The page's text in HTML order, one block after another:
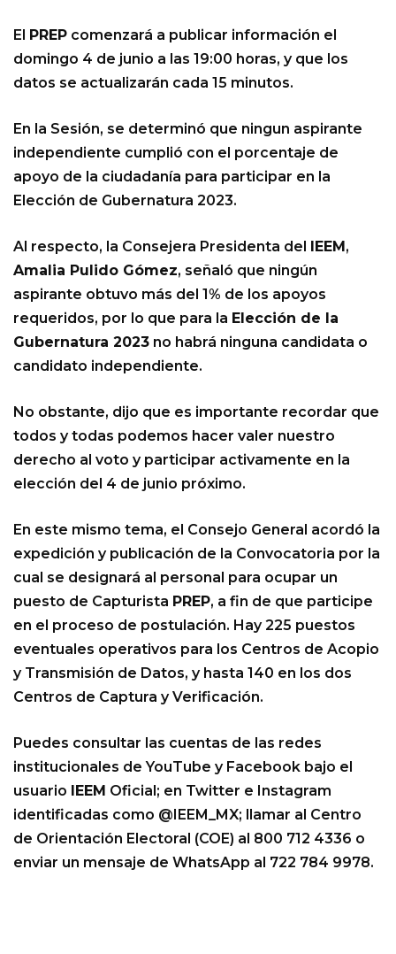
El PREP comenzará a publicar información el
domingo 4 de junio a las 19:00 horas, y que los
datos se actualizarán cada 15 minutos.
En la Sesión, se determinó que ningun aspirante
independiente cumplió con el porcentaje de
apoyo de la ciudadanía para participar en la
Elección de Gubernatura 2023.
Al respecto, la Consejera Presidenta del IEEM,
Amalia Pulido Gómez, señaló que ningún
aspirante obtuvo más del 1% de los apoyos
requeridos, por lo que para la Elección de la
Gubernatura 2023 no habrá ninguna candidata o
candidato independiente.
No obstante, dijo que es importante recordar que
todos y todas podemos hacer valer nuestro
derecho al voto y participar activamente en la
elección del 4 de junio próximo.
En este mismo tema, el Consejo General acordó la
expedición y publicación de la Convocatoria por la
cual se designará al personal para ocupar un
puesto de Capturista PREP, a fin de que participe
en el proceso de postulación. Hay 225 puestos
eventuales operativos para los Centros de Acopio
y Transmisión de Datos, y hasta 140 en los dos
Centros de Captura y Verificación.
Puedes consultar las cuentas de las redes
institucionales de YouTube y Facebook bajo el
usuario IEEM Oficial; en Twitter e Instagram
identificadas como @IEEM_MX; llamar al Centro
de Orientación Electoral (COE) al 800 712 4336 o
enviar un mensaje de WhatsApp al 722 784 9978.